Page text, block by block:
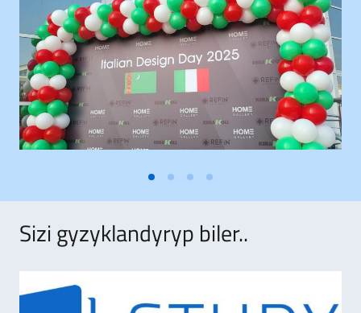
Sizi gyzyklandyryp biler..